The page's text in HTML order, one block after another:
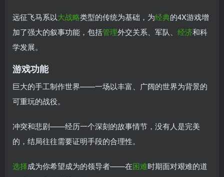
远征飞马系以大战略类型的传统为基础，为经典的4X游戏增
加了强大的叙事功能，包括管理外交关系、军队、 经济和科
学发展。
游戏功能
巨大的手工制作世界——一场以丰富、广阔的世界为背景的
可重玩的战役。
冲突和悲剧——经历一个深刻的故事情节，没有人是完美
的，结局往往需要证明手段的合理性。
选择成为你希望成为的领导者——在困难时期面对艰难的道